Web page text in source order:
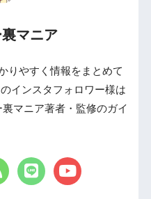
マニア
りやすく情報をまとめて
インスタフォロワー様は
マニア著者・監修のガイ